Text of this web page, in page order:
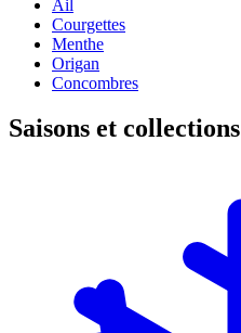
Ail
Courgettes
Menthe
Origan
Concombres
Saisons et collections